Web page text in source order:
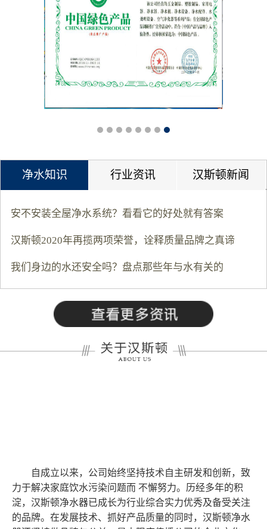
净水知识 行业资讯 汉斯顿新闻
安不安装全屋净水系统？看看它的好处就有答案
汉斯顿2020年再揽两项荣誉，诠释质量品牌之真谛
我们身边的水还安全吗？盘点那些年与水有关的
自成立以来，公司始终坚持技术自主研发和创新，致
力于解决家庭饮水污染问题而 不懈努力。历经多年的积
淀，汉斯顿净水器已成长为行业综合实力优秀及备受关注
的品牌。在发展技术、抓好产品质量的同时，汉斯顿净水